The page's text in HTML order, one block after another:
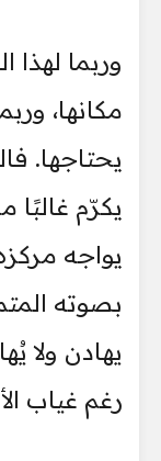
وربما
مكانها،
يحتاجها.
يكرّم
يواجه
بصوته
يهادن ولا
رغم غياب